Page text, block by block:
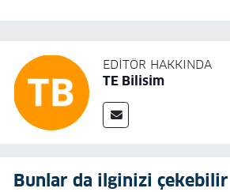
EDITÖR HAKKINDA
TE Bilisim
Bunlar da ilginizi çekebilir